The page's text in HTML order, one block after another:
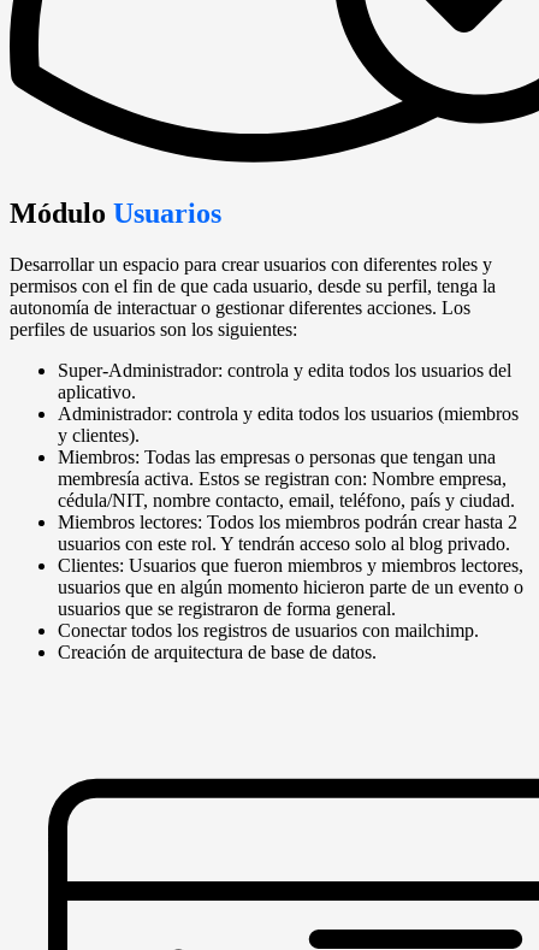
Módulo Usuarios
Desarrollar un espacio para crear usuarios con diferentes roles y
permisos con el fin de que cada usuario, desde su perfil, tenga la
autonomía de interactuar o gestionar diferentes acciones. Los
perfiles de usuarios son los siguientes:
Super-Administrador: controla y edita todos los usuarios del
aplicativo.
Administrador: controla y edita todos los usuarios (miembros
y clientes).
Miembros: Todas las empresas o personas que tengan una
membresía activa. Estos se registran con: Nombre empresa,
cédula/NIT, nombre contacto, email, teléfono, país y ciudad.
Miembros lectores: Todos los miembros podrán crear hasta 2
usuarios con este rol. Y tendrán acceso solo al blog privado.
Clientes: Usuarios que fueron miembros y miembros lectores,
usuarios que en algún momento hicieron parte de un evento o
usuarios que se registraron de forma general.
Conectar todos los registros de usuarios con mailchimp.
Creación de arquitectura de base de datos.